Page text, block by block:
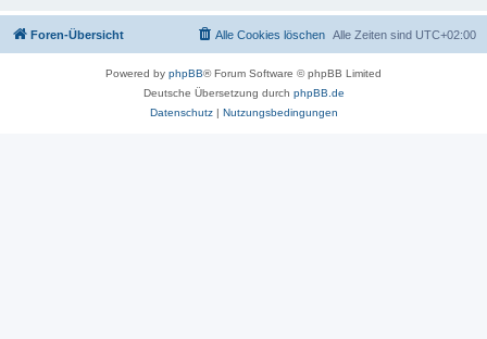
Foren-Übersicht Alle Zeiten sind UTC+02:00
Alle Cookies löschen
Powered by phpBB® Forum Software © phpBB Limited
Deutsche Übersetzung durch phpBB.de
Datenschutz| Nutzungsbedingungen